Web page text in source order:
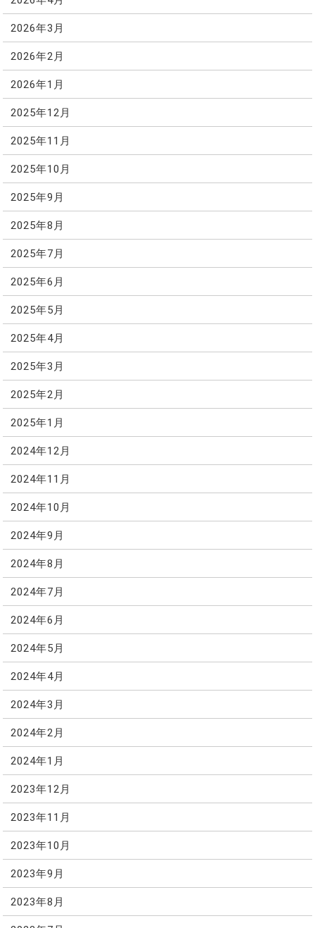
2026年3月
2026年2月
2026年1月
2025年12月
2025年11月
2025年10月
2025年9月
2025年8月
2025年7月
2025年6月
2025年5月
2025年4月
2025年3月
2025年2月
2025年1月
2024年12月
2024年11月
2024年10月
2024年9月
2024年8月
2024年7月
2024年6月
2024年5月
2024年4月
2024年3月
2024年2月
2024年1月
2023年12月
2023年11月
2023年10月
2023年9月
2023年8月